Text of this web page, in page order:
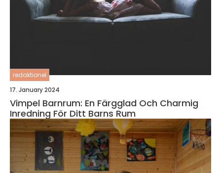
redaktionel
17. January 2024
Vimpel Barnrum: En Färgglad Och Charmig
Inredning För Ditt Barns Rum